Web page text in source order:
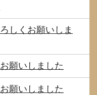
しくお願いしま
願いしました
願いしました